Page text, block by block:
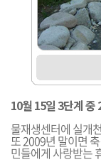
10월 15일 3단계
물재생센터에 실개
또 2009년 말이면
민들에게 사랑받는